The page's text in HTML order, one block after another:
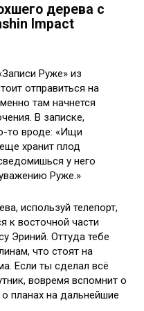
дерева с
Impact
Руже» из
отправиться на
там начнется
В записке,
то вроде: «Ищи
хранит плод
у него
Руже.»
используй телепорт,
к восточной части
Эриний. Оттуда тебе
что стоят на
Если ты сделал всё
вовремя вспомнит о
планах на дальнейшие